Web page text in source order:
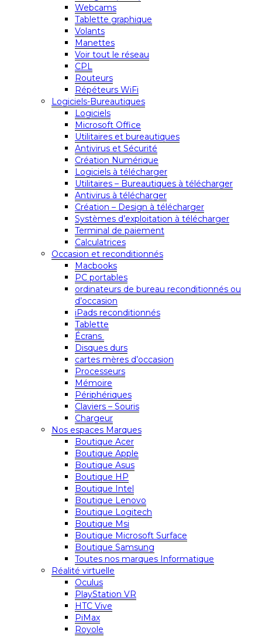
Webcams
Tablette graphique
Volants
Manettes
Voir tout le réseau
CPL
Routeurs
Répéteurs WiFi
Logiciels-Bureautiques
Logiciels
Microsoft Office
Utilitaires et bureautiques
Antivirus et Sécurité
Création Numérique
Logiciels à télécharger
Utilitaires – Bureautiques à télécharger
Antivirus à télécharger
Création – Design à télécharger
Systèmes d’exploitation à télécharger
Terminal de paiement
Calculatrices
Occasion et reconditionnés
Macbooks
PC portables
ordinateurs de bureau reconditionnés ou
d’occasion
iPads reconditionnés
Tablette
Écrans
Disques durs
cartes mères d’occasion
Processeurs
Mémoire
Périphériques
Claviers – Souris
Chargeur
Nos espaces Marques
Boutique Acer
Boutique Apple
Boutique Asus
Boutique HP
Boutique Intel
Boutique Lenovo
Boutique Logitech
Boutique Msi
Boutique Microsoft Surface
Boutique Samsung
Toutes nos marques Informatique
Réalité virtuelle
Oculus
PlayStation VR
HTC Vive
PiMax
Royole